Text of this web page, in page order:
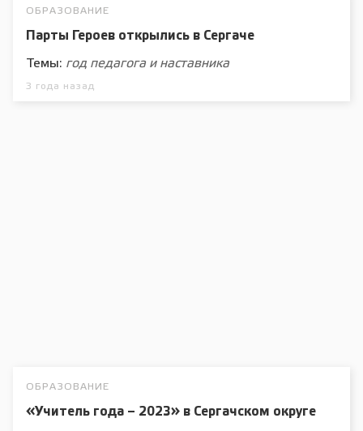
ОБРАЗОВАНИЕ
Парты Героев открылись в Сергаче
Темы: год педагога и наставника
3 года назад
ОБРАЗОВАНИЕ
«Учитель года – 2023» в Сергачском округе